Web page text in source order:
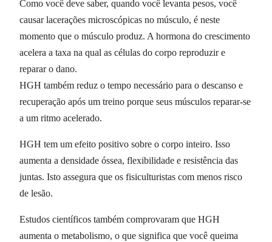
Como você deve saber, quando você levanta pesos, você
causar lacerações microscópicas no músculo, é neste
momento que o músculo produz. A hormona do crescimento
acelera a taxa na qual as células do corpo reproduzir e
reparar o dano.
HGH também reduz o tempo necessário para o descanso e
recuperação após um treino porque seus músculos reparar-se
a um ritmo acelerado.
HGH tem um efeito positivo sobre o corpo inteiro. Isso
aumenta a densidade óssea, flexibilidade e resistência das
juntas. Isto assegura que os fisiculturistas com menos risco
de lesão.
Estudos científicos também comprovaram que HGH
aumenta o metabolismo, o que significa que você queima